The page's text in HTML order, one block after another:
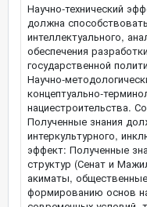
Научно-технический
должна
интеллектуального,
обеспечения
государственной
Научно-
концептуально-
нациестроительства.
Полученные знания
интеркультурного,
эффект: Полученные
структур (Сенат и
акиматы,
формированию основ